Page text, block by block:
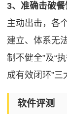
3、准确击破餐
主动出击，各
建立、体系无
制不健全”及“
成有效闭环”三
软件评测